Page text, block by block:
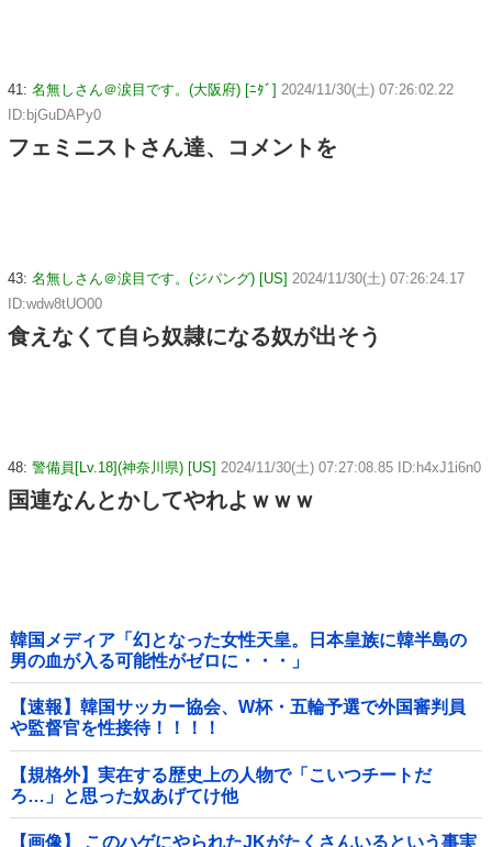
41: 名無しさん＠涙目です。(大阪府) [ﾆﾀﾞ] 2024/11/30(土) 07:26:02.22
ID:bjGuDAPy0
フェミニストさん達、コメントを
43: 名無しさん＠涙目です。(ジパング) [US] 2024/11/30(土) 07:26:24.17
ID:wdw8tUO00
食えなくて自ら奴隷になる奴が出そう
48: 警備員[Lv.18](神奈川県) [US] 2024/11/30(土) 07:27:08.85 ID:h4xJ1i6n0
国連なんとかしてやれよｗｗｗ
韓国メディア「幻となった女性天皇。日本皇族に韓半島の
男の血が入る可能性がゼロに・・・」
【速報】韓国サッカー協会、W杯・五輪予選で外国審判員
や監督官を性接待！！！！
【規格外】実在する歴史上の人物で「こいつチートだ
ろ…」と思った奴あげてけ他
【画像】 このハゲにやられたJKがたくさんいるという事実